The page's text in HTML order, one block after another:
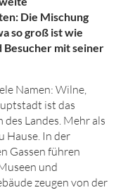
Die Mischung
so groß ist wie
Besucher mit seiner
Namen: Wilne,
ist das
Landes. Mehr als
Hause. In der
Gassen führen
und
zeugen von der